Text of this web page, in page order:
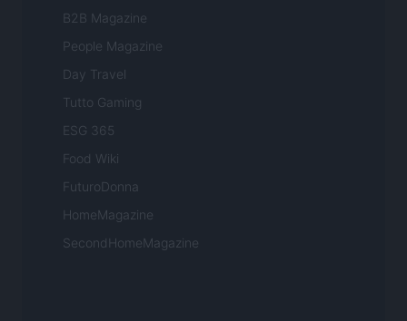
B2B Magazine
People Magazine
Day Travel
Tutto Gaming
ESG 365
Food Wiki
FuturoDonna
HomeMagazine
SecondHomeMagazine